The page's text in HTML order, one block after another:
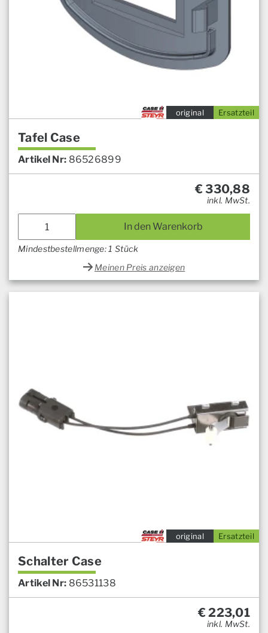
Ersatzteil
original
Tafel Case
Artikel Nr: 86526899
€330,88
inkl. MwSt.
In den Warenkorb
Mindestbestellmenge: 1 Stück
Meinen Preis anzeigen
Ersatzteil
original
Schalter Case
Artikel Nr: 86531138
€223,01
inkl. MwSt.